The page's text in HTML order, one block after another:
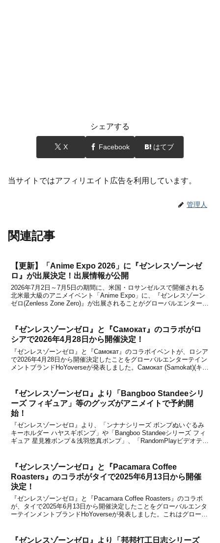
シェアする
X Facebook はてブ
当サイトではアフィリエイト広告を利用しています。
管理人
関連記事
【更新】「Anime Expo 2026」に『ゼンレスゾーンゼ
ロ』が出展決定！出展情報が公開
2026年7月2日～7月5日の期間に、米国・ロサンゼルスで開催される
北米最大級のアニメイベント「Anime Expo」に、『ゼンレスゾーン
ゼロ(Zenless Zone Zero)』が出展されることがグローバルエンターテ
『ゼンレスゾーンゼロ』と『Самокат』のコラボがロ
シアで2026年4月28日から開催決定！
『ゼンレスゾーンゼロ』と『Самокат』のコラボイベントが、ロシア
で2026年4月28日から開催決定したことをグローバルエンターテイン
メントブランドHoYoverseが発表しました。Самокат (Samokat)(キッ
『ゼンレスゾーンゼロ』より「Bangboo Standeeシリ
ーズ フィギュア」等のグッズがアニメイトで予約開
始！
『ゼンレスゾーンゼロ』より、「ンナナシリーズ ボンプぬいぐるみ
キーホルダー ハヤスギボンプ」や「Bangboo Standeeシリーズ フィ
ギュア 星見雅ボンプ＆浅羽悠真ボンプ」、「RandomPlayビデオテー
『ゼンレスゾーンゼロ』と『Pacamara Coffee
Roasters』のコラボがタイで2025年6月13日から開催
決定！
『ゼンレスゾーンゼロ』と『Pacamara Coffee Roasters』のコラボ
が、タイで2025年6月13日から開催決定したことをグローバルエンタ
ーテインメントブランドHoYoverseが発表しました。これはグローバ
『ゼンレスゾーンゼロ』より「邦邦打工日志シリーズ